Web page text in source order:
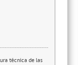
técnica de las